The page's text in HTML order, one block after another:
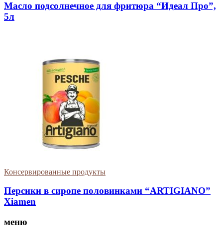
Масло подсолнечное для фритюра “Идеал Про”,
5л
Консервированные продукты
Персики в сиропе половинками “ARTIGIANO”
Xiamen
меню